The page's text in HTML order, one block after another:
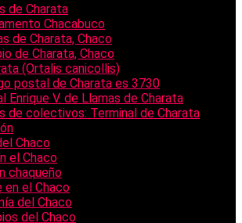
de Charata
Chacabuco
de Charata, Chaco
de Charata, Chaco
(Ortalis canicollis)
postal de Charata es 3730
Enrique V. de Llamas de Charata
de colectivos: Terminal de Charata
Chaco
el Chaco
chaqueño
en el Chaco
del Chaco
del Chaco